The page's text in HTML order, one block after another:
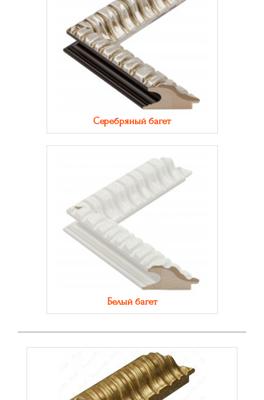
Серебряный багет
Белый багет